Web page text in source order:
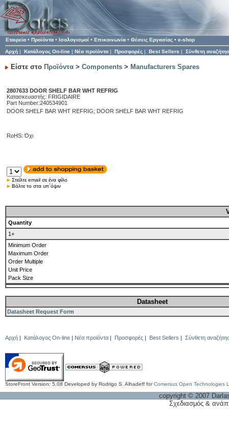
Εταιρεία • Προϊόντα • Ισολογισμοί • Επικοινωνία • Θέσεις Εργασίας • e-shop
Αρχή | Κατάλογος On-line | Νέα προϊόντα | Προσφορές | Best Sellers | Σύνθετη
Είστε στο Προϊόντα > Components > Manufacturers Spares
2807633 DOOR SHELF BAR WHT REFRIG
Κατασκευαστής: FRIGIDAIRE
Part Number:240534901
DOOR SHELF BAR WHT REFRIG; DOOR SHELF BAR WHT REFRIG
RoHS: Όχι
Στείλτε email σε ένα φίλο
Βάλτε το στα υπ΄όψιν
Quantity
1+
Minimum Order
Maximum Order
Order Multiple
Unit Price
Pack Size
Datasheet
Datasheet Request Form
Αρχή Κατάλογος On-line Νέα προϊόντα Προσφορές Best Sellers Σύνθετη
StoreFront Version: 5.08 Developed by Rodrigo S. Alhadeff forComersus Open Technologies
copyright © 2007
Σχεδιασμός &